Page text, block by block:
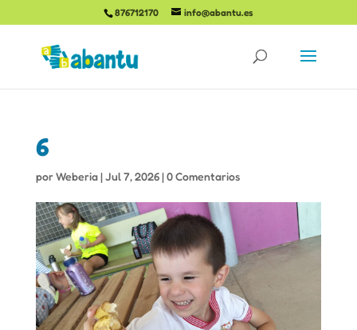
876712170 info@abantu.es
6
porWeberia|Jul 7, 2026|0 Comentarios